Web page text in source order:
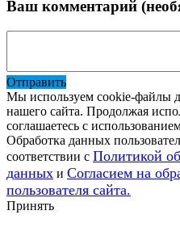
Ваш комментарий
Отправить
Мы используем cookie-файлы
нашего сайта. Продолжая
соглашаетесь с
Обработка данных
соответствии с Политикой
данных и Согласием на
пользователя сайта.
Принять